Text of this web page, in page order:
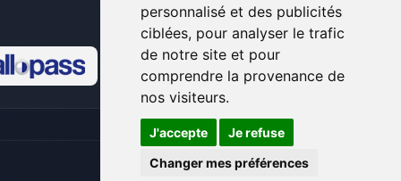
personnalisé et des publicités
ciblées, pour analyser le trafic
de notre site et pour
comprendre la provenance de
nos visiteurs.
J'accepte
Je refuse
Changer mes préférences